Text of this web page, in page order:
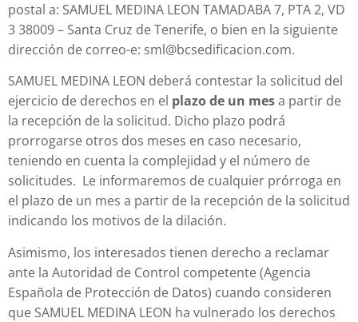
postal a: SAMUEL MEDINA LEON TAMADABA 7, PTA 2, VD
3 38009 – Santa Cruz de Tenerife, o bien en la siguiente
dirección de correo-e: sml@bcsedificacion.com.
SAMUEL MEDINA LEON deberá contestar la solicitud del
ejercicio de derechos en el plazo de un mesa partir de
la recepción de la solicitud. Dicho plazo podrá
prorrogarse otros dos meses en caso necesario,
teniendo en cuenta la complejidad y el número de
solicitudes. Le informaremos de cualquier prórroga en
el plazo de un mes a partir de la recepción de la solicitud
indicando los motivos de la dilación.
Asimismo, los interesados tienen derecho a reclamar
ante la Autoridad de Control competente (Agencia
Española de Protección de Datos) cuando consideren
que SAMUEL MEDINA LEON ha vulnerado los derechos